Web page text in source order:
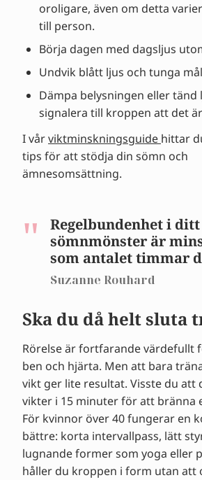
oroligare, även om detta
till person.
Börja dagen med dagsljus
Undvik blått ljus och tunga
Dämpa belysningen eller
signalera till kroppen att det
I vårviktminskningsguide hittar
tips för att stödja din sömn och
ämnesomsättning.
Regelbundenhet i ditt
sömnmönster är
som antalet timmar
Suzanne Rouhard
Ska du då helt sluta
Rörelse är fortfarande värdefullt
ben och hjärta. Men att bara
vikt ger lite resultat. Visste du att
vikter i 15 minuter för att bränna
För kvinnor över 40 fungerar en
bättre: korta intervallpass, lätt
lugnande former som yoga eller
håller du kroppen i form utan att